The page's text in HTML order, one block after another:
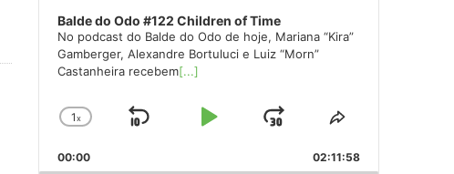
Balde do Odo #122 Children of Time
No podcast do Balde do Odo de hoje, Mariana “Kira”
Gamberger, Alexandre Bortuluci e Luiz “Morn”
Castanheira recebem[...]
Change
Rate
1x
Skip
Play
Jump
Forward
Share
Episode
00:00 02:11:58